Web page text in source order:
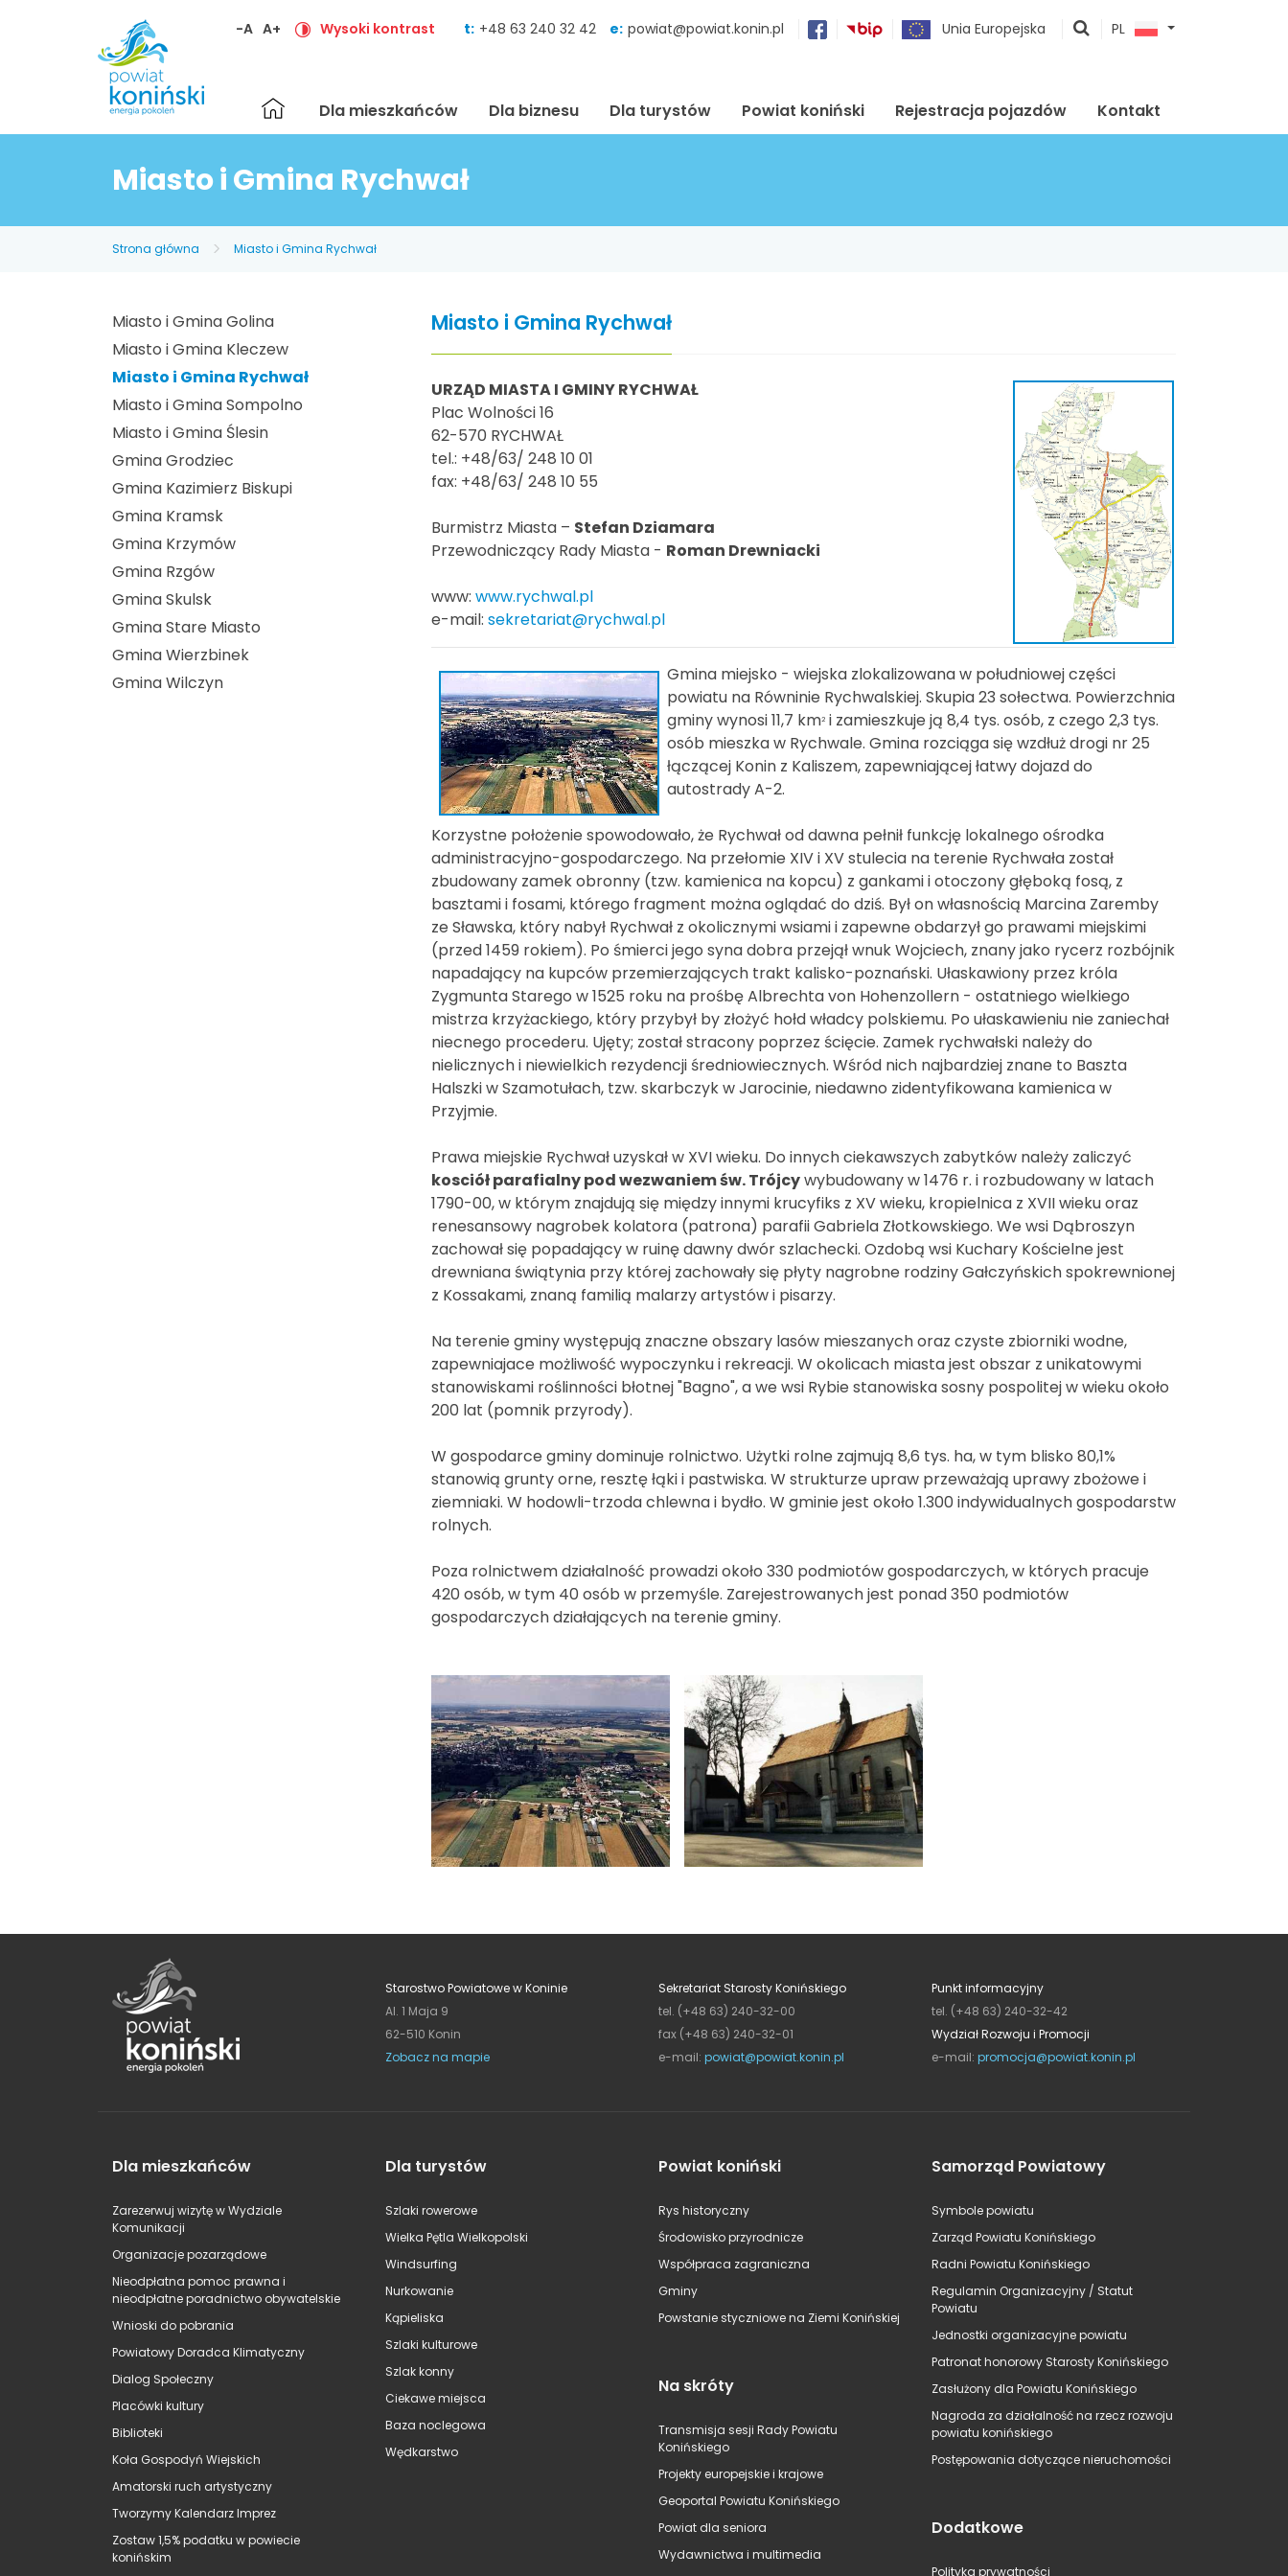
-A A+ Wysoki kontrast t: +48 63 240 32 42 e: powiat@powiat.konin.pl Unia Europejska
pokaż
PL
Strona
główna
Dla mieszkańców Dla biznesu Dla turystów Powiat koniński Rejestracja pojazdów Kontakt
Miasto i Gmina Rychwał
Strona główna Miasto i Gmina Rychwał
Miasto i Gmina Golina
Miasto i Gmina Kleczew
Miasto i Gmina Rychwał
Miasto i Gmina Sompolno
Miasto i Gmina Ślesin
Gmina Grodziec
Gmina Kazimierz Biskupi
Gmina Kramsk
Gmina Krzymów
Gmina Rzgów
Gmina Skulsk
Gmina Stare Miasto
Gmina Wierzbinek
Gmina Wilczyn
Miasto i Gmina Rychwał
URZĄD MIASTA I GMINY RYCHWAŁ
Plac Wolności 16
62-570 RYCHWAŁ
tel.: +48/63/ 248 10 01
fax: +48/63/ 248 10 55
Burmistrz Miasta – Stefan Dziamara
Przewodniczący Rady Miasta - Roman Drewniacki
www: www.rychwal.pl
e-mail: sekretariat@rychwal.pl
Gmina miejsko - wiejska zlokalizowana w południowej części
powiatu na Równinie Rychwalskiej. Skupia 23 sołectwa. Powierzchnia
gminy wynosi 11,7 km2 i zamieszkuje ją 8,4 tys. osób, z czego 2,3 tys.
osób mieszka w Rychwale. Gmina rozciąga się wzdłuż drogi nr 25
łączącej Konin z Kaliszem, zapewniającej łatwy dojazd do
autostrady A-2.
Korzystne położenie spowodowało, że Rychwał od dawna pełnił funkcję lokalnego ośrodka
administracyjno-gospodarczego. Na przełomie XIV i XV stulecia na terenie Rychwała został
zbudowany zamek obronny (tzw. kamienica na kopcu) z gankami i otoczony głęboką fosą, z
basztami i fosami, którego fragment można oglądać do dziś. Był on własnością Marcina Zaremby
ze Sławska, który nabył Rychwał z okolicznymi wsiami i zapewne obdarzył go prawami miejskimi
(przed 1459 rokiem). Po śmierci jego syna dobra przejął wnuk Wojciech, znany jako rycerz rozbójnik
napadający na kupców przemierzających trakt kalisko-poznański. Ułaskawiony przez króla
Zygmunta Starego w 1525 roku na prośbę Albrechta von Hohenzollern - ostatniego wielkiego
mistrza krzyżackiego, który przybył by złożyć hołd władcy polskiemu. Po ułaskawieniu nie zaniechał
niecnego procederu. Ujęty; został stracony poprzez ścięcie. Zamek rychwałski należy do
nielicznych i niewielkich rezydencji średniowiecznych. Wśród nich najbardziej znane to Baszta
Halszki w Szamotułach, tzw. skarbczyk w Jarocinie, niedawno zidentyfikowana kamienica w
Przyjmie.
Prawa miejskie Rychwał uzyskał w XVI wieku. Do innych ciekawszych zabytków należy zaliczyć
kosciół parafialny pod wezwaniem św. Trójcywybudowany w 1476 r. i rozbudowany w latach
1790-00, w którym znajdują się między innymi krucyfiks z XV wieku, kropielnica z XVII wieku oraz
renesansowy nagrobek kolatora (patrona) parafii Gabriela Złotkowskiego. We wsi Dąbroszyn
zachował się popadający w ruinę dawny dwór szlachecki. Ozdobą wsi Kuchary Kościelne jest
drewniana świątynia przy której zachowały się płyty nagrobne rodziny Gałczyńskich spokrewnionej
z Kossakami, znaną familią malarzy artystów i pisarzy.
Na terenie gminy występują znaczne obszary lasów mieszanych oraz czyste zbiorniki wodne,
zapewniajace możliwość wypoczynku i rekreacji. W okolicach miasta jest obszar z unikatowymi
stanowiskami roślinności błotnej "Bagno", a we wsi Rybie stanowiska sosny pospolitej w wieku około
200 lat (pomnik przyrody).
W gospodarce gminy dominuje rolnictwo. Użytki rolne zajmują 8,6 tys. ha, w tym blisko 80,1%
stanowią grunty orne, resztę łąki i pastwiska. W strukturze upraw przeważają uprawy zbożowe i
ziemniaki. W hodowli-trzoda chlewna i bydło. W gminie jest około 1.300 indywidualnych gospodarstw
rolnych.
Poza rolnictwem działalność prowadzi około 330 podmiotów gospodarczych, w których pracuje
420 osób, w tym 40 osób w przemyśle. Zarejestrowanych jest ponad 350 podmiotów
gospodarczych działających na terenie gminy.
Starostwo Powiatowe w Koninie
Al. 1 Maja 9
62-510 Konin
Zobacz na mapie
Sekretariat Starosty Konińskiego
tel. (+48 63) 240-32-00
fax (+48 63) 240-32-01
e-mail: powiat@powiat.konin.pl
Punkt informacyjny
tel. (+48 63) 240-32-42
Wydział Rozwoju i Promocji
e-mail: promocja@powiat.konin.pl
Dla mieszkańców
Zarezerwuj wizytę w Wydziale
Komunikacji
Organizacje pozarządowe
Nieodpłatna pomoc prawna i
nieodpłatne poradnictwo obywatelskie
Wnioski do pobrania
Powiatowy Doradca Klimatyczny
Dialog Społeczny
Placówki kultury
Biblioteki
Koła Gospodyń Wiejskich
Amatorski ruch artystyczny
Tworzymy Kalendarz Imprez
Zostaw 1,5% podatku w powiecie
konińskim
Dla turystów
Szlaki rowerowe
Wielka Pętla Wielkopolski
Windsurfing
Nurkowanie
Kąpieliska
Szlaki kulturowe
Szlak konny
Ciekawe miejsca
Baza noclegowa
Wędkarstwo
Powiat koniński
Rys historyczny
Środowisko przyrodnicze
Współpraca zagraniczna
Gminy
Powstanie styczniowe na Ziemi Konińskiej
Na skróty
Transmisja sesji Rady Powiatu
Konińskiego
Projekty europejskie i krajowe
Geoportal Powiatu Konińskiego
Powiat dla seniora
Wydawnictwa i multimedia
Samorząd Powiatowy
Symbole powiatu
Zarząd Powiatu Konińskiego
Radni Powiatu Konińskiego
Regulamin Organizacyjny / Statut
Powiatu
Jednostki organizacyjne powiatu
Patronat honorowy Starosty Konińskiego
Zasłużony dla Powiatu Konińskiego
Nagroda za działalność na rzecz rozwoju
powiatu konińskiego
Postępowania dotyczące nieruchomości
Dodatkowe
Polityka prywatności